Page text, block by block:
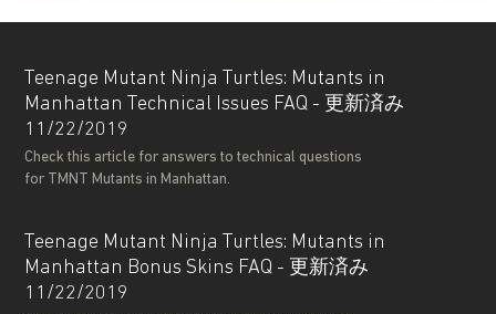
Teenage Mutant Ninja Turtles: Mutants in
Manhattan Technical Issues FAQ - 更新済み
11/22/2019
Check this article for answers to technical questions
for TMNT Mutants in Manhattan.
Teenage Mutant Ninja Turtles: Mutants in
Manhattan Bonus Skins FAQ - 更新済み
11/22/2019